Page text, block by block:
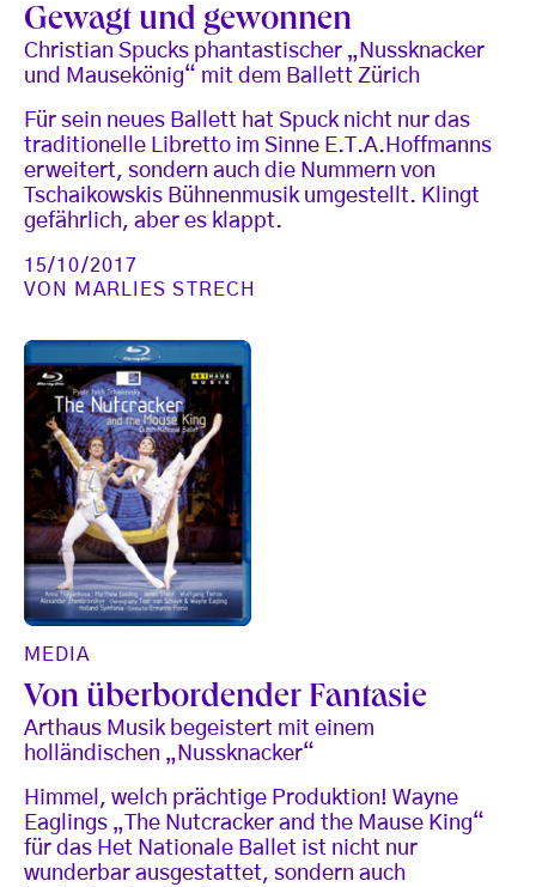
Gewagt und gewonnen
Christian Spucks phantastischer „Nussknacker
und Mausekönig“ mit dem Ballett Zürich
Für sein neues Ballett hat Spuck nicht nur das
traditionelle Libretto im Sinne E.T.A.Hoffmanns
erweitert, sondern auch die Nummern von
Tschaikowskis Bühnenmusik umgestellt. Klingt
gefährlich, aber es klappt.
15/10/2017
VON MARLIES STRECH
MEDIA
Von überbordender Fantasie
Arthaus Musik begeistert mit einem
holländischen „Nussknacker“
Himmel, welch prächtige Produktion! Wayne
Eaglings „The Nutcracker and the Mause King“
für das Het Nationale Ballet ist nicht nur
wunderbar ausgestattet, sondern auch